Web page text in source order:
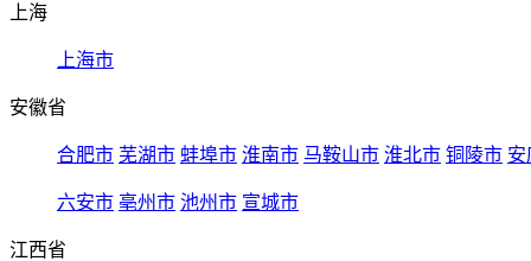
上海
上海市
安徽省
合肥市 芜湖市 蚌埠市 淮南市 马鞍山市 淮北市 铜陵市 安
六安市 亳州市 池州市 宣城市
江西省